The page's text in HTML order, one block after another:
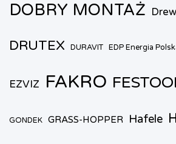
DOBRY MONTAŻ
DRUTEX DURAVIT EDP Energia
EZVIZ FAKRO
GONDEK GRASS-HOPPER Hafele